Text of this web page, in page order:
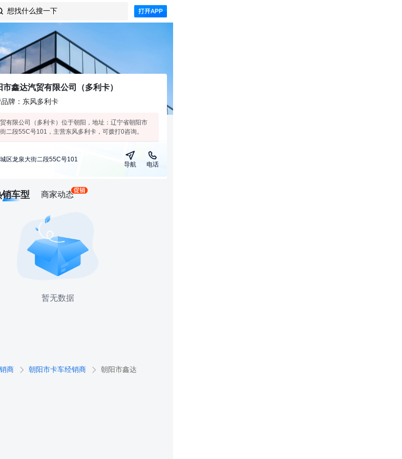
想找什么搜一下
市鑫达汽贸有限公司（多利卡）
牌：东风多利卡
有限公司（多利卡）位于朝阳，地址：辽宁省朝阳市
二段55C号101，主营东风多利卡，可拨打0咨询。
区龙泉大街二段55C号101
导航 电话
销车型 商家动态
暂无数据
商 朝阳市卡车经销商 朝阳市鑫达